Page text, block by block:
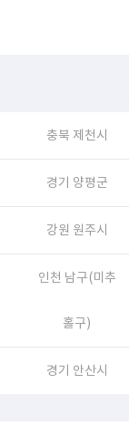
충북 제천시
경기 양평군
강원 원주시
인천 남구(미추
홀구)
경기 안산시